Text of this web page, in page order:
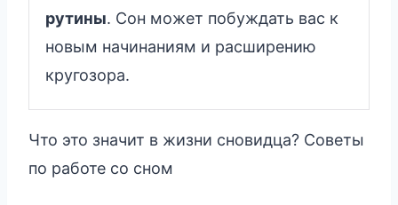
рутины. Сон может побуждать вас к
новым начинаниям и расширению
кругозора.
Что это значит в жизни сновидца? Советы
по работе со сном